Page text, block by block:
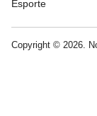
Esporte
Copyright © 2026.